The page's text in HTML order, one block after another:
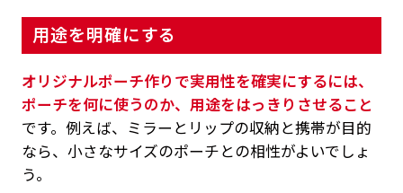
用途を明確にする
オリジナルポーチ作りで実用性を確実にするには、
ポーチを何に使うのか、用途をはっきりさせること
です。例えば、ミラーとリップの収納と携帯が目的
なら、小さなサイズのポーチとの相性がよいでしょ
う。